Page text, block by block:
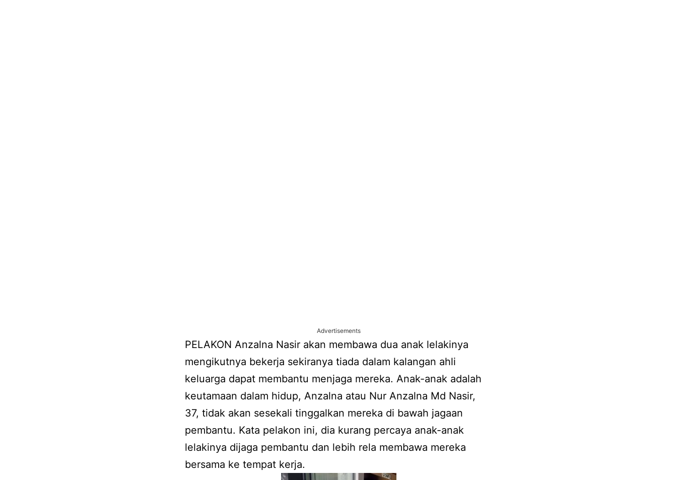
Advertisements
PELAKON Anzalna Nasir akan membawa dua anak lelakinya
mengikutnya bekerja sekiranya tiada dalam kalangan ahli
keluarga dapat membantu menjaga mereka. Anak-anak adalah
keutamaan dalam hidup, Anzalna atau Nur Anzalna Md Nasir,
37, tidak akan sesekali tinggalkan mereka di bawah jagaan
pembantu. Kata pelakon ini, dia kurang percaya anak-anak
lelakinya dijaga pembantu dan lebih rela membawa mereka
bersama ke tempat kerja.